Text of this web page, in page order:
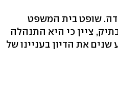
שופט בית המשפט
ציין כי היא התנהלה
את הדיון בעניינו של